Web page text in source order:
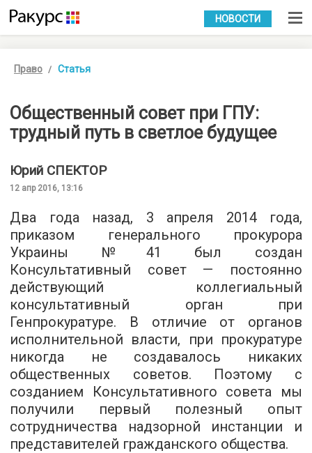
УКР РУС
НОВОСТИ
Право Статья
Общественный совет при ГПУ:
трудный путь в светлое будущее
Юрий СПЕКТОР
12 апр 2016, 13:16
Два года назад, 3 апреля 2014 года,
приказом генерального прокурора
Украины №41 был создан
Консультативный совет — постоянно
действующий коллегиальный
консультативный орган при
Генпрокуратуре. В отличие от органов
исполнительной власти, при прокуратуре
никогда не создавалось никаких
общественных советов. Поэтому с
созданием Консультативного совета мы
получили первый полезный опыт
сотрудничества надзорной инстанции и
представителей гражданского общества.